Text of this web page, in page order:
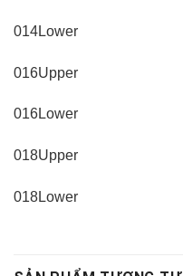
014Lower
016Upper
016Lower
018Upper
018Lower